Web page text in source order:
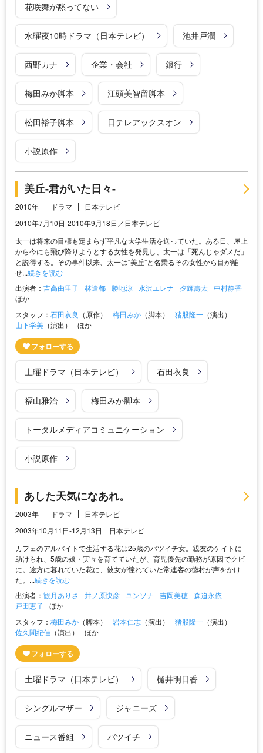
花咲舞が黙ってない
水曜夜10時ドラマ（日本テレビ） 池井戸潤
西野カナ 企業・会社 銀行
梅田みか脚本 江頭美智留脚本
松田裕子脚本 日テレアックスオン
小説原作
美丘-君がいた日々-
2010年 ドラマ
日本テレビ
2010年7月10日-2010年9月18日／日本テレビ
太一は将来の目標も定まらず平凡な大学生活を送っていた。ある日、屋上
から今にも飛び降りようとする女性を発見し、太一は「死んじゃダメだ」
と説得する。その事件以来、太一は“美丘”と名乗るその女性から目が離
せ...続きを読む
出演者： 吉高由里子 林遣都 勝地涼 水沢エレナ 夕輝壽太 中村静香
ほか
スタッフ： 石田衣良 （原作） 梅田みか （脚本） 猪股隆一 （演出）
山下学美 （演出） ほか
土曜ドラマ（日本テレビ） 石田衣良
福山雅治 梅田みか脚本
トータルメディアコミュニケーション
小説原作
あした天気になあれ。
2003年 ドラマ
日本テレビ
2003年10月11日-12月13日 日本テレビ
カフェのアルバイトで生活する花は25歳のバツイチ女。親友のケイトに
助けられ、5歳の娘・実々を育てていたが、育児優先の勤務が原因でクビ
に。途方に暮れていた花に、彼女が憧れていた常連客の徳村が声をかけ
た。...続きを読む
出演者： 観月ありさ 井ノ原快彦 ユンソナ 吉岡美穂 森迫永依
戸田恵子 ほか
スタッフ： 梅田みか （脚本） 岩本仁志 （演出） 猪股隆一 （演出）
佐久間紀佳 （演出） ほか
土曜ドラマ（日本テレビ） 樋井明日香
シングルマザー ジャニーズ
ニュース番組 バツイチ